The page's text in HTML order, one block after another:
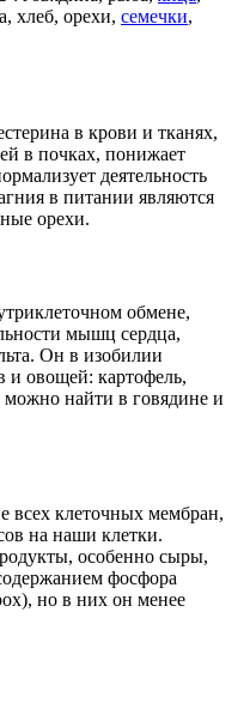
хлеб, орехи, семечки,
в крови и тканях,
в почках, понижает
деятельность
в питании являются
орехи.
обмене,
мышц сердца,
Он в изобилии
и овощей: картофель,
можно найти в говядине и
всех клеточных мембран,
на наши клетки.
особенно сыры,
фосфора
но в них он менее